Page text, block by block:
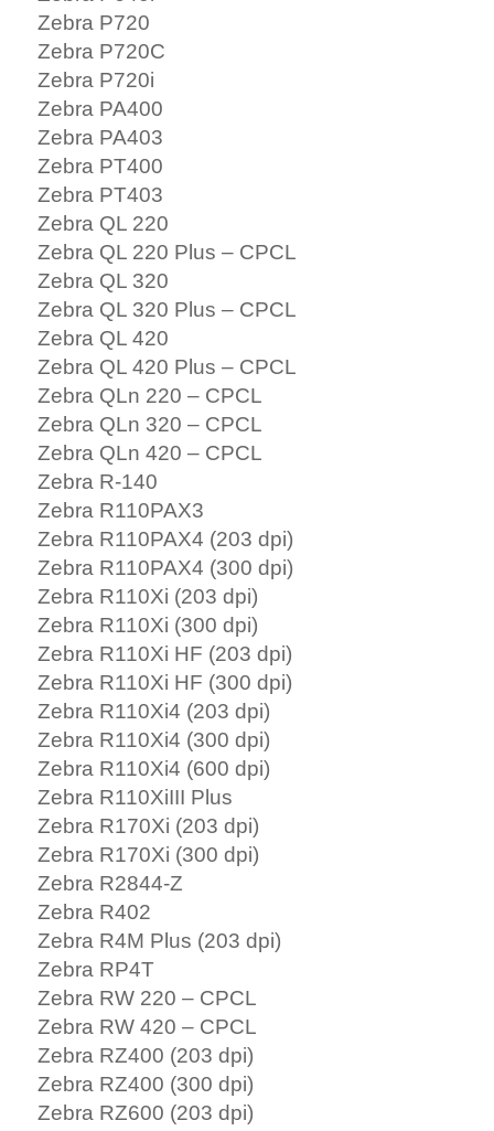
Zebra P720
Zebra P720C
Zebra P720i
Zebra PA400
Zebra PA403
Zebra PT400
Zebra PT403
Zebra QL 220
Zebra QL 220 Plus – CPCL
Zebra QL 320
Zebra QL 320 Plus – CPCL
Zebra QL 420
Zebra QL 420 Plus – CPCL
Zebra QLn 220 – CPCL
Zebra QLn 320 – CPCL
Zebra QLn 420 – CPCL
Zebra R-140
Zebra R110PAX3
Zebra R110PAX4 (203 dpi)
Zebra R110PAX4 (300 dpi)
Zebra R110Xi (203 dpi)
Zebra R110Xi (300 dpi)
Zebra R110Xi HF (203 dpi)
Zebra R110Xi HF (300 dpi)
Zebra R110Xi4 (203 dpi)
Zebra R110Xi4 (300 dpi)
Zebra R110Xi4 (600 dpi)
Zebra R110XiIII Plus
Zebra R170Xi (203 dpi)
Zebra R170Xi (300 dpi)
Zebra R2844-Z
Zebra R402
Zebra R4M Plus (203 dpi)
Zebra RP4T
Zebra RW 220 – CPCL
Zebra RW 420 – CPCL
Zebra RZ400 (203 dpi)
Zebra RZ400 (300 dpi)
Zebra RZ600 (203 dpi)